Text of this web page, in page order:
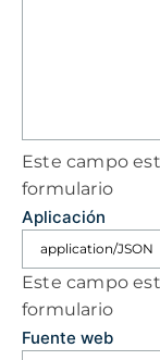
Este campo
formulario
Aplicación
Este campo
formulario
Fuente web